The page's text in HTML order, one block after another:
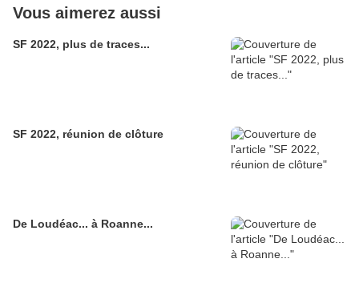
Vous aimerez aussi
SF 2022, plus de traces...
SF 2022, réunion de clôture
De Loudéac... à Roanne...